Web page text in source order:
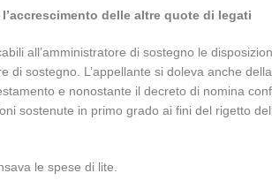
delle altre quote di legati
all’amministratore di sostegno le
sostegno. L’appellante si doleva anche
e nonostante il decreto di nomina
sostenute in primo grado ai fini del rigetto
le spese di lite.